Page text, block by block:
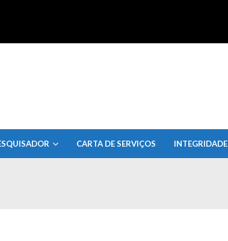
CARTA DE SERVIÇOS INTEGRIDADE